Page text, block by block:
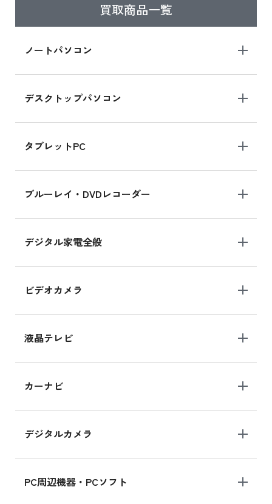
買取商品一覧
ノートパソコン
デスクトップパソコン
タブレットPC
ブルーレイ・DVDレコーダー
デジタル家電全般
ビデオカメラ
液晶テレビ
カーナビ
デジタルカメラ
PC周辺機器・PCソフト
ら
iPad mini シリーズ 2024
iPad mini 8.3インチ の新品買取価格
iPhone 16 シリーズ
iPhone 16 の新品買取価格
iPad Air 11インチ シリーズ
iPad Air 11インチ の新品買取価格
iPhone 15 128GB シリーズ
iPhone 15 128GB の新品買取価格
MK2K3J/Aの新品買取価格はこちら